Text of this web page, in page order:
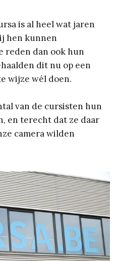
is al heel wat jaren
hen kunnen
reden dan ook hun
dit nu op een
wijze wél doen.
van de cursisten hun
en terecht dat ze daar
camera wilden